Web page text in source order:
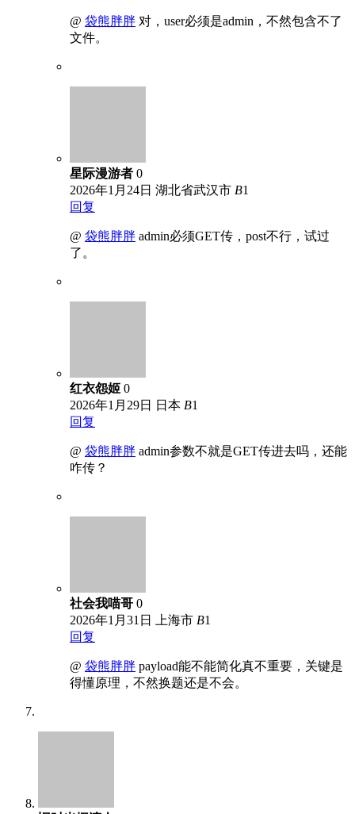
@ 袋熊胖胖 对，user必须是admin，不然包含不了
文件。
星际漫游者 0
2026年1月24日 湖北省武汉市 B1
回复
@ 袋熊胖胖 admin必须GET传，post不行，试过
了。
红衣怨姬 0
2026年1月29日
日本 B1
回复
@ 袋熊胖胖 admin参数不就是GET传进去吗，还能
咋传？
社会我喵哥 0
2026年1月31日
上海市 B1
回复
@ 袋熊胖胖 payload能不能简化真不重要，关键是
得懂原理，不然换题还是不会。